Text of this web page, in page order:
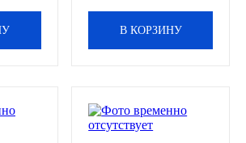
В КОРЗИНУ